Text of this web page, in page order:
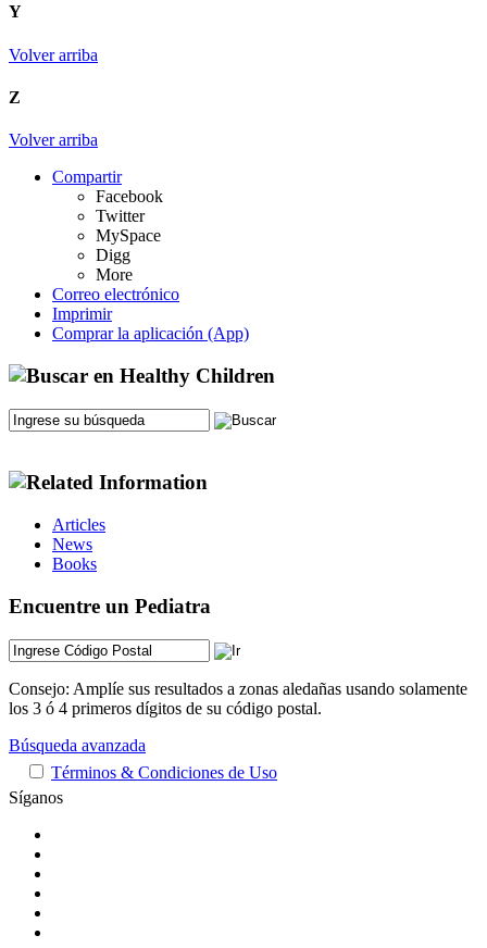
Y
Volver arriba
Z
Volver arriba
Compartir
Facebook
Twitter
MySpace
Digg
More
Correo electrónico
Imprimir
Comprar la aplicación (App)
Articles
News
Books
Encuentre un Pediatra
Consejo: Amplíe sus resultados a zonas aledañas usando solamente
los 3 ó 4 primeros dígitos de su código postal.
Búsqueda avanzada
Términos & Condiciones de Uso
Síganos